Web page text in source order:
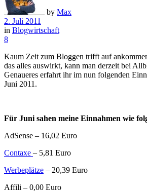
by Max
2. Juli 2011
in Blogwirtschaft
8
Kaum Zeit zum Bloggen trifft auf
das alles auswirkt, kann man derzeit bei
Genaueres erfahrt ihr im nun folgenden
Juni 2011.
Für Juni sahen meine Einnahmen wie
AdSense – 16,02 Euro
Contaxe – 5,81 Euro
Werbeplätze – 20,39 Euro
Affili – 0,00 Euro